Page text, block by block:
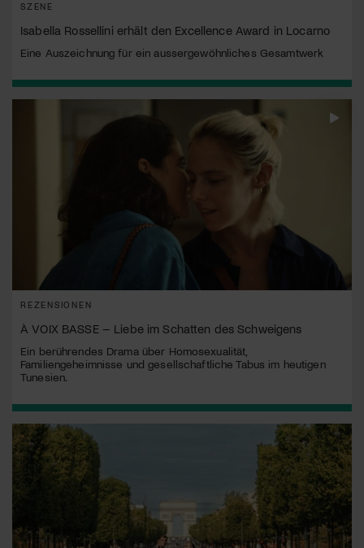
SZENE
Isabella Rossellini erhält den Excellence Award in Locarno
Eine Auszeichnung für ein aussergewöhnliches Gesamtwerk
REZENSIONEN
À VOIX BASSE – Liebe im Schatten des Schweigens
Ein berührendes Drama über Homosexualität,
Familiengeheimnisse und gesellschaftliche Tabus im heutigen
Tunesien.